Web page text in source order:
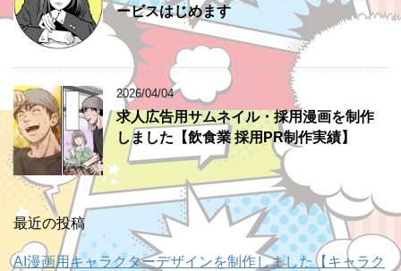
ービスはじめます
2026/04/04
求人広告用サムネイル・採用漫画を制作
しました【飲食業 採用PR制作実績】
最近の投稿
AI漫画用キャラクターデザインを制作しました【キャラク